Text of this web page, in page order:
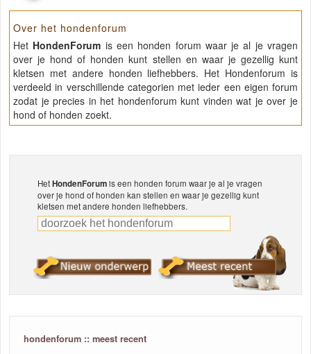
Over het hondenforum
Het HondenForum is een honden forum waar je al je vragen
over je hond of honden kunt stellen en waar je gezellig kunt
kletsen met andere honden liefhebbers. Het Hondenforum is
verdeeld in verschillende categorien met ieder een eigen forum
zodat je precies in het hondenforum kunt vinden wat je over je
hond of honden zoekt.
HetHondenForumis een honden forum waar je al je vragen
over je hond of honden kan stellen en waar je gezellig kunt
kletsen met andere honden liefhebbers.
hondenforum :: meest recent